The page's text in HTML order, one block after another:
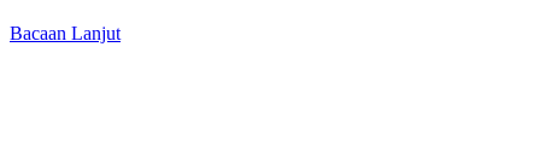
Bacaan Lanjut